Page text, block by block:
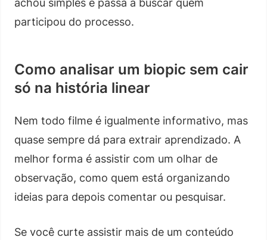
achou simples e passa a buscar quem
participou do processo.
Como analisar um biopic sem cair
só na história linear
Nem todo filme é igualmente informativo, mas
quase sempre dá para extrair aprendizado. A
melhor forma é assistir com um olhar de
observação, como quem está organizando
ideias para depois comentar ou pesquisar.
Se você curte assistir mais de um conteúdo